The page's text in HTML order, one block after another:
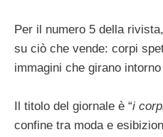
Per il numero 5 della
su ciò che vende: corpi
immagini che girano
Il titolo del giornale è “i
confine tra moda e